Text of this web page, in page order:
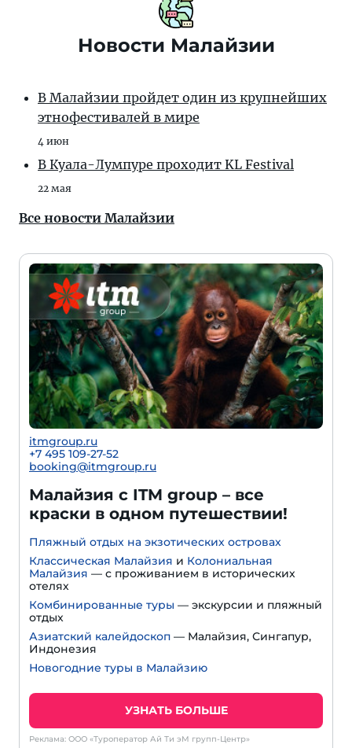
Новости Малайзии
В Малайзии пройдет один из крупнейших
этнофестивалей в мире
4 июн
В Куала-Лумпуре проходит KL Festival
22 мая
Все новости Малайзии
itmgroup.ru
+7 495 109-27-52
booking@itmgroup.ru
Малайзия с ITM group – все
краски в одном путешествии!
Пляжный отдых на экзотических островах
Классическая Малайзия и Колониальная
Малайзия — с проживанием в исторических
отелях
Комбинированные туры — экскурсии и пляжный
отдых
Азиатский калейдоскоп — Малайзия, Сингапур,
Индонезия
Новогодние туры в Малайзию
УЗНАТЬ БОЛЬШЕ
Реклама: ООО «Туроператор Ай Ти эМ групп-Центр»